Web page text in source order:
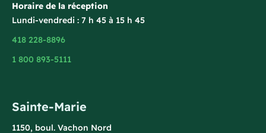
Horaire de la réception
Lundi-vendredi : 7 h 45 à 15 h 45
418 228-8896
1 800 893-5111
Sainte-Marie
1150, boul. Vachon Nord